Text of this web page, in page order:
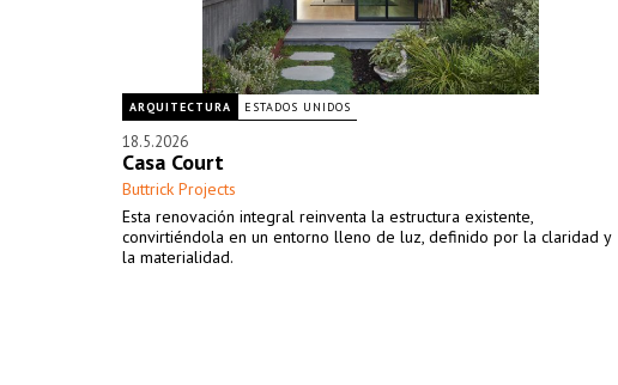
ARQUITECTURA ESTADOS UNIDOS
18.5.2026
Casa Court
Buttrick Projects
Esta renovación integral reinventa la estructura existente,
convirtiéndola en un entorno lleno de luz, definido por la claridad y
la materialidad.